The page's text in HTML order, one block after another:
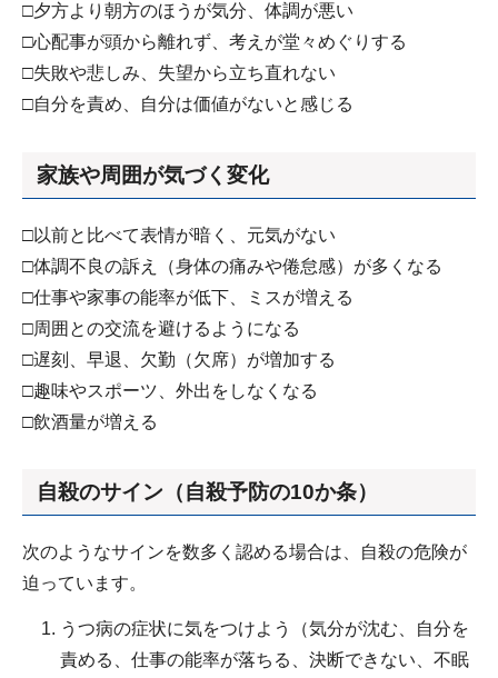
□夕方より朝方のほうが気分、体調が悪い
□心配事が頭から離れず、考えが堂々めぐりする
□失敗や悲しみ、失望から立ち直れない
□自分を責め、自分は価値がないと感じる
家族や周囲が気づく変化
□以前と比べて表情が暗く、元気がない
□体調不良の訴え（身体の痛みや倦怠感）が多くなる
□仕事や家事の能率が低下、ミスが増える
□周囲との交流を避けるようになる
□遅刻、早退、欠勤（欠席）が増加する
□趣味やスポーツ、外出をしなくなる
□飲酒量が増える
自殺のサイン（自殺予防の10か条）
次のようなサインを数多く認める場合は、自殺の危険が
迫っています。
うつ病の症状に気をつけよう（気分が沈む、自分を
責める、仕事の能率が落ちる、決断できない、不眠